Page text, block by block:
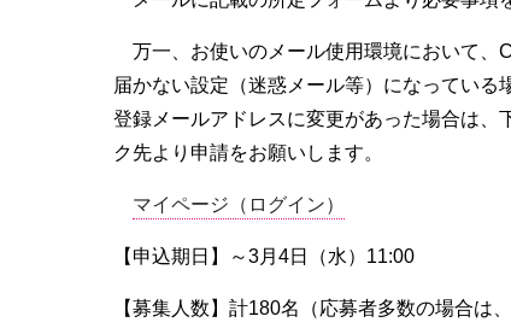
万一、お使いのメール使用環境において、
届かない設定（迷惑メール等）になってい
登録メールアドレスに変更があった場合は
ク先より申請をお願いします。
マイページ（ログイン）
【申込期日】～3月4日（水）11:00
【募集人数】計180名（応募者多数の場合は、